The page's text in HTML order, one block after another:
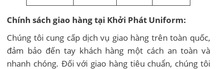
Chính sách giao hàng tại Khởi Phát Uniform:
Chúng tôi cung cấp dịch vụ giao hàng trên toàn quốc,
đảm bảo đến tay khách hàng một cách an toàn và
nhanh chóng. Đối với giao hàng tiêu chuẩn, chúng tôi